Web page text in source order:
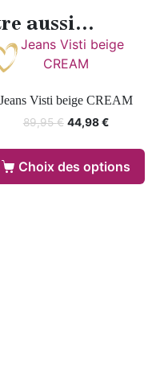
aussi…
Jeans Visti beige CREAM
89,95€ 44,98€
Choix des options